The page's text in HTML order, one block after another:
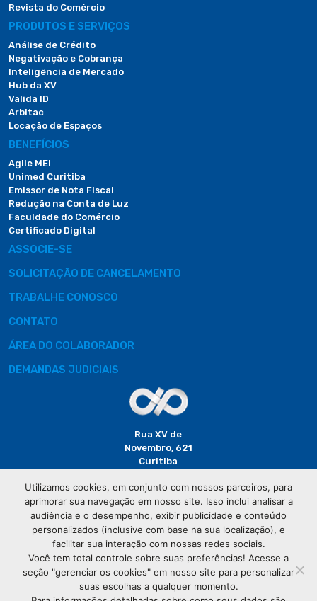
Revista do Comércio
PRODUTOS E SERVIÇOS
Análise de Crédito
Negativação e Cobrança
Inteligência de Mercado
Hub da XV
Valida ID
Arbitac
Locação de Espaços
BENEFÍCIOS
Agile MEI
Unimed Curitiba
Emissor de Nota Fiscal
Redução na Conta de Luz
Faculdade do Comércio
Certificado Digital
ASSOCIE-SE
SOLICITAÇÃO DE CANCELAMENTO
TRABALHE CONOSCO
CONTATO
ÁREA DO COLABORADOR
DEMANDAS JUDICIAIS
Rua XV de
Novembro, 621
Curitiba
(41) 3320-
2929
Utilizamos cookies, em conjunto com nossos parceiros, para
aprimorar sua navegação em nosso site. Isso inclui analisar a
audiência e o desempenho, exibir publicidade e conteúdo
personalizados (inclusive com base na sua localização), e
facilitar sua interação com nossas redes sociais.
Você tem total controle sobre suas preferências! Acesse a
seção "gerenciar os cookies" em nosso site para personalizar
suas escolhas a qualquer momento.